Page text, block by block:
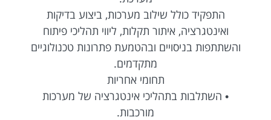
התפקיד כולל שילוב מערכות, ביצוע בדיקות
ואינטגרציה, איתור תקלות, ליווי תהליכי פיתוח
והשתתפות בניסויים ובהטמעת פתרונות טכנולוגיים
מתקדמים.
תחומי אחריות
• השתלבות בתהליכי אינטגרציה של מערכות
מורכבות.